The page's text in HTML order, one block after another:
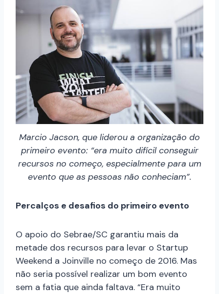
Marcio Jacson, que liderou a organização do
primeiro evento: “era muito difícil conseguir
recursos no começo, especialmente para um
evento que as pessoas não conheciam”.
Percalços e desafios do primeiro evento
O apoio do Sebrae/SC garantiu mais da
metade dos recursos para levar o Startup
Weekend a Joinville no começo de 2016. Mas
não seria possível realizar um bom evento
sem a fatia que ainda faltava. “Era muito